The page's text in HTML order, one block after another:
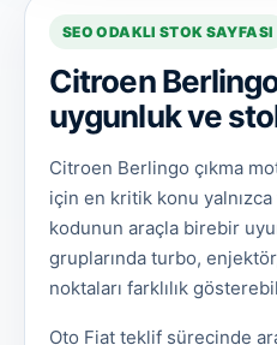
SEO ODAKLI STOK SAYFASI
Citroen
uygunluk ve
Citroen Berlingo çıkma
için en kritik konu
kodunun araçla birebir
gruplarında turbo,
noktaları farklılık
Oto Fiat teklif sürecinde